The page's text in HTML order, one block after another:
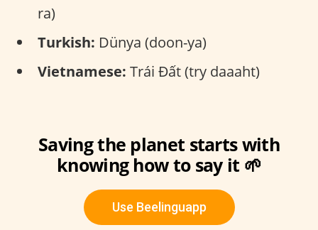
ra)
Turkish: Dünya (doon-ya)
Vietnamese: Trái Đất (try daaaht)
Saving the planet starts with
knowing how to say it 🌱
Use Beelinguapp